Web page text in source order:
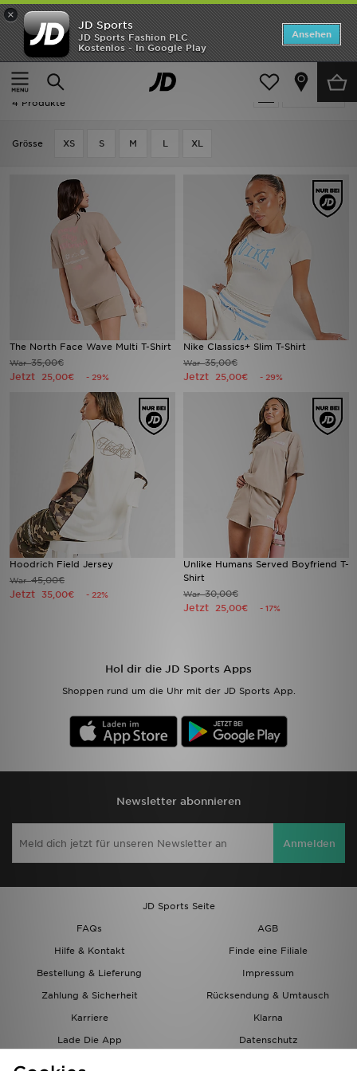
×
JD Sports
JD Sports Fashion PLC
Kostenlos - In Google Play
Ansehen
Startseite
Frauen Frauenkleidung Tops
verfeinern
Ausverkauf | Frauen - Beige Tops
4 Produkte
Grӧsse XS S M L XL
The North Face Wave Multi T-Shirt
War35,00€
Jetzt 25,00€ - 29%
Nike Classics+ Slim T-Shirt
War35,00€
Jetzt 25,00€ - 29%
Hoodrich Field Jersey
War45,00€
Jetzt 35,00€ - 22%
Unlike Humans Served Boyfriend T-
Shirt
War30,00€
Jetzt 25,00€ - 17%
Hol dir die JD Sports Apps
Shoppen rund um die Uhr mit der JD Sports App.
Newsletter abonnieren
Anmelden
JD Sports Seite
FAQs
AGB
Hilfe & Kontakt
Finde eine Filiale
Bestellung & Lieferung
Impressum
Zahlung & Sicherheit
Rücksendung & Umtausch
Karriere
Klarna
Lade Die App
Datenschutz
Startseite
ANGEBOTE
Marken
Kinder
Bestsellers
JD Exklusives
Lade Die APP
Geschenkkarte
Filialfinder
Mein JD
Meine Nachrichten
Trending Styles